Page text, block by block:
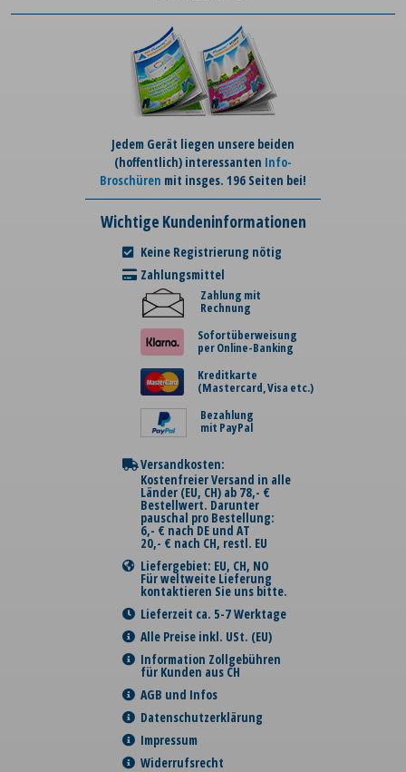
Jedem Gerät liegen unsere beiden
(hoffentlich) interessanten Info-
Broschüren mit insges. 196 Seiten bei!
Wichtige Kundeninformationen
Keine Registrierung nötig
Zahlungsmittel
Zahlung mit
Rechnung
Sofortüberweisung
per Online-Banking
Kreditkarte
(Mastercard, Visa etc.)
Bezahlung
mit PayPal
Versandkosten:
Kostenfreier Versand in alle
Länder (EU, CH) ab 78,- €
Bestellwert. Darunter
pauschal pro Bestellung:
6,- € nach DE und AT
20,- € nach CH, restl. EU
Liefergebiet: EU, CH, NO
Für weltweite Lieferung
kontaktieren Sie uns bitte.
Lieferzeit ca. 5-7 Werktage
Alle Preise inkl. USt. (EU)
Information Zollgebühren
für Kunden aus CH
AGB und Infos
Datenschutzerklärung
Impressum
Widerrufsrecht